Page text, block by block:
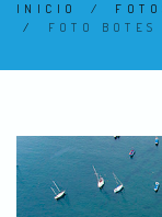
INICIO /
/ FOTO